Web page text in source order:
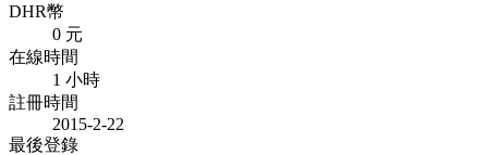
DHR幣
0 元
在線時間
1 小時
註冊時間
2015-2-22
最後登錄